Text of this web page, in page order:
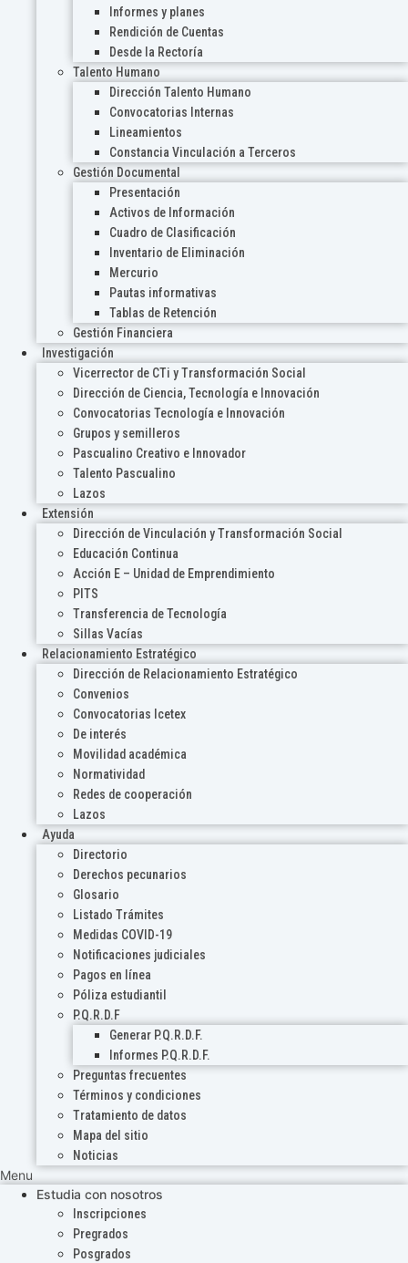
Informes y planes
Rendición de Cuentas
Desde la Rectoría
Talento Humano
Dirección Talento Humano
Convocatorias Internas
Lineamientos
Constancia Vinculación a Terceros
Gestión Documental
Presentación
Activos de Información
Cuadro de Clasificación
Inventario de Eliminación
Mercurio
Pautas informativas
Tablas de Retención
Gestión Financiera
Investigación
Vicerrector de CTi y Transformación Social
Dirección de Ciencia, Tecnología e Innovación
Convocatorias Tecnología e Innovación
Grupos y semilleros
Pascualino Creativo e Innovador
Talento Pascualino
Lazos
Extensión
Dirección de Vinculación y Transformación Social
Educación Continua
Acción E – Unidad de Emprendimiento
PITS
Transferencia de Tecnología
Sillas Vacías
Relacionamiento Estratégico
Dirección de Relacionamiento Estratégico
Convenios
Convocatorias Icetex
De interés
Movilidad académica
Normatividad
Redes de cooperación
Lazos
Ayuda
Directorio
Derechos pecunarios
Glosario
Listado Trámites
Medidas COVID-19
Notificaciones judiciales
Pagos en línea
Póliza estudiantil
P.Q.R.D.F
Generar P.Q.R.D.F.
Informes P.Q.R.D.F.
Preguntas frecuentes
Términos y condiciones
Tratamiento de datos
Mapa del sitio
Noticias
Menu
Estudia con nosotros
Inscripciones
Pregrados
Posgrados